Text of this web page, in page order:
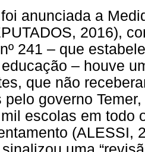
anunciada a
2016),
241 – que
– houve
que não
pelo governo
escolas em todo
(ALESSI,